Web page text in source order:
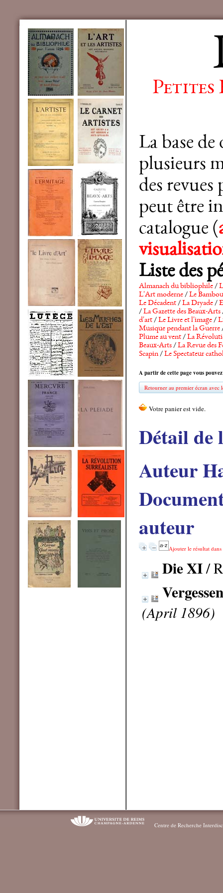
Petites
La base
plusieurs
des revues
peut être
catalogue (
Liste des
Almanach du bibliophile/
L'Art moderne/Le Bambou
Le Décadent/La Dryade/
/La Gazette des Beaux-Arts
d'art/Le Livre et l'image/
Musique pendant la Guerre
Plume au vent/La
Beaux-Arts/La Revue des
Scapin/Le Spectateur
A partir de cette page vous
Retourner au premier écran avec
Détail de
Auteur
auteur
Ajouter le résultat
Die XI/
(April 1896)
Centre de Recherche